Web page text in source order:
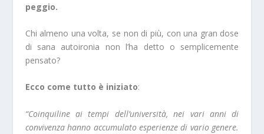
peggio.
Chi almeno una volta, se non di più, con una gran dose
di sana autoironia non l’ha detto o semplicemente
pensato?
Ecco come tutto è iniziato:
“Coinquiline ai tempi dell’università, nei vari anni di
convivenza hanno accumulato esperienze di vario genere.